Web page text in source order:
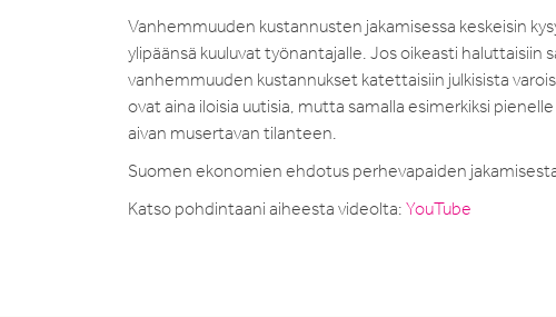
Vanhemmuuden kustannusten jakamisessa keskeisin
ylipäänsä kuuluvat työnantajalle. Jos oikeasti
vanhemmuuden kustannukset katettaisiin julkisista
ovat aina iloisia uutisia, mutta samalla esimerkiksi
aivan musertavan tilanteen.
Suomen ekonomien ehdotus perhevapaiden
Katso pohdintaani aiheesta videolta: YouTube